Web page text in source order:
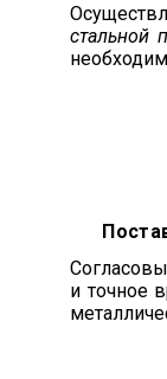
стальной
и точное